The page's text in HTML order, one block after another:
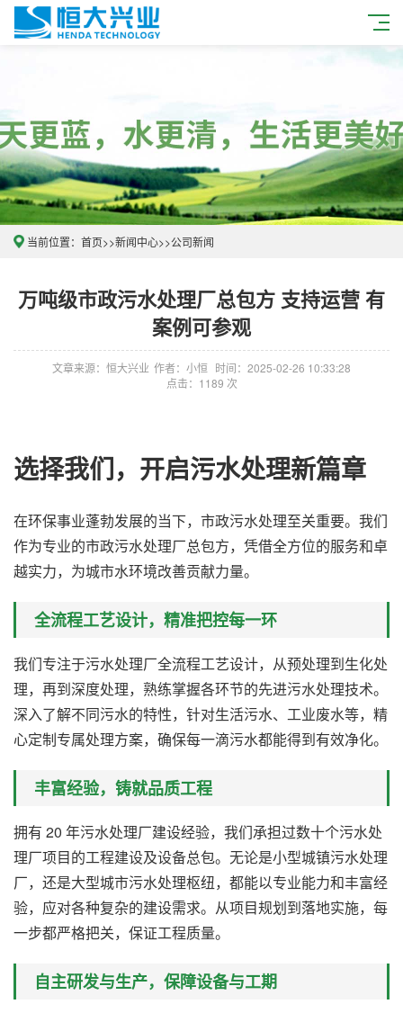
当前位置： 首页>>新闻中心>>公司新闻
万吨级市政污水处理厂总包方 支持运营 有
案例可参观
文章来源：恒大兴业 作者：小恒 时间：2025-02-26 10:33:28
点击：1189 次
选择我们，开启污水处理新篇章
在环保事业蓬勃发展的当下，市政污水处理至关重要。我们
作为专业的市政污水处理厂总包方，凭借全方位的服务和卓
越实力，为城市水环境改善贡献力量。
全流程工艺设计，精准把控每一环
我们专注于污水处理厂全流程工艺设计，从预处理到生化处
理，再到深度处理，熟练掌握各环节的先进污水处理技术。
深入了解不同污水的特性，针对生活污水、工业废水等，精
心定制专属处理方案，确保每一滴污水都能得到有效净化。
丰富经验，铸就品质工程
拥有 20 年污水处理厂建设经验，我们承担过数十个污水处
理厂项目的工程建设及设备总包。无论是小型城镇污水处理
厂，还是大型城市污水处理枢纽，都能以专业能力和丰富经
验，应对各种复杂的建设需求。从项目规划到落地实施，每
一步都严格把关，保证工程质量。
自主研发与生产，保障设备与工期